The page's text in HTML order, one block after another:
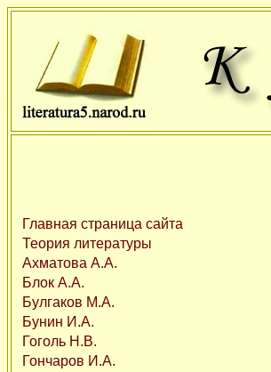
Главная страница сайта
Теория литературы
Ахматова А.А.
Блок А.А.
Булгаков М.А.
Бунин И.А.
Гоголь Н.В.
Гончаров И.А.